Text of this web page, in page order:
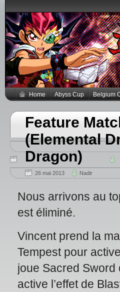
Home Abyss Cup Belgium
Feature
(Elemental
Dragon)
26 mai 2013 Nadir
Nous arrivons au
est éliminé.
Vincent prend la
Tempest pour
joue Sacred
active l’effet de